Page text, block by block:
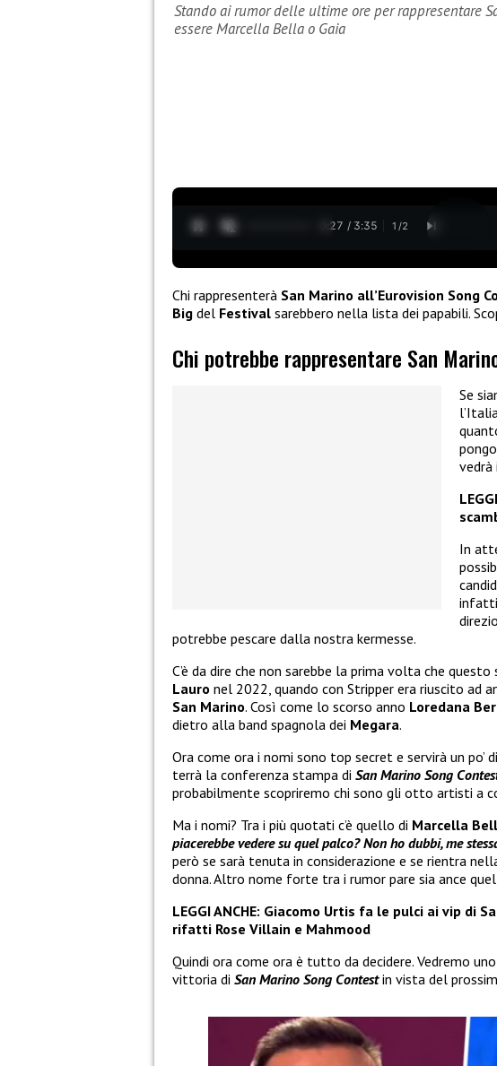
Stando ai rumor delle ultime ore per rappresentare
essere Marcella Bella o Gaia
0:28 / 3:35 1 /2
Chi rappresenterà San Marino all’Eurovision Song
Big del Festival sarebbero nella lista dei papabili.
Chi potrebbe rappresentare San
Se
vedrà
In
potrebbe pescare dalla nostra kermesse.
C’è da dire che non sarebbe la prima volta che questo
Lauro nel 2022, quando con Stripper era riuscito ad
San Marino. Così come lo scorso anno Loredana
dietro alla band spagnola dei Megara.
Ora come ora i nomi sono top secret e servirà un po’
terrà la conferenza stampa di San Marino Song
probabilmente scopriremo chi sono gli otto artisti a
Ma i nomi? Tra i più quotati c’è quello di Marcella
piacerebbe vedere su quel palco? Non ho dubbi, me
però se sarà tenuta in considerazione e se rientra
donna. Altro nome forte tra i rumor pare sia ance
LEGGI ANCHE: Giacomo Urtis fa le pulci ai vip di
rifatti Rose Villain e Mahmood
Quindi ora come ora è tutto da decidere. Vedremo
vittoria di San Marino Song Contestin vista del